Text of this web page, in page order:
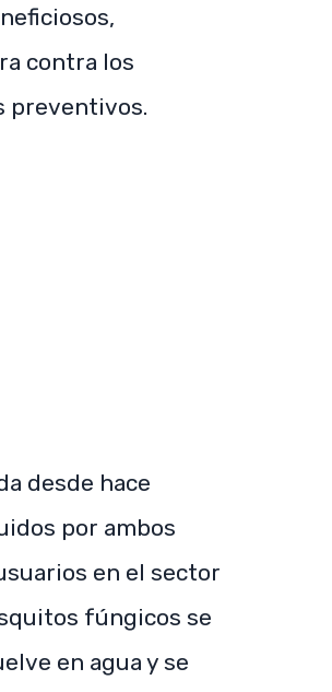
contra los
preventivos.
desde hace
por ambos
en el sector
fúngicos se
en agua y se